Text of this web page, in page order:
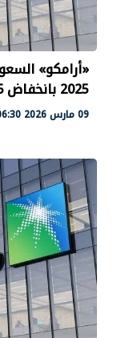
2025 بانخفاض 6%
09 مارس 2026 06:30 م